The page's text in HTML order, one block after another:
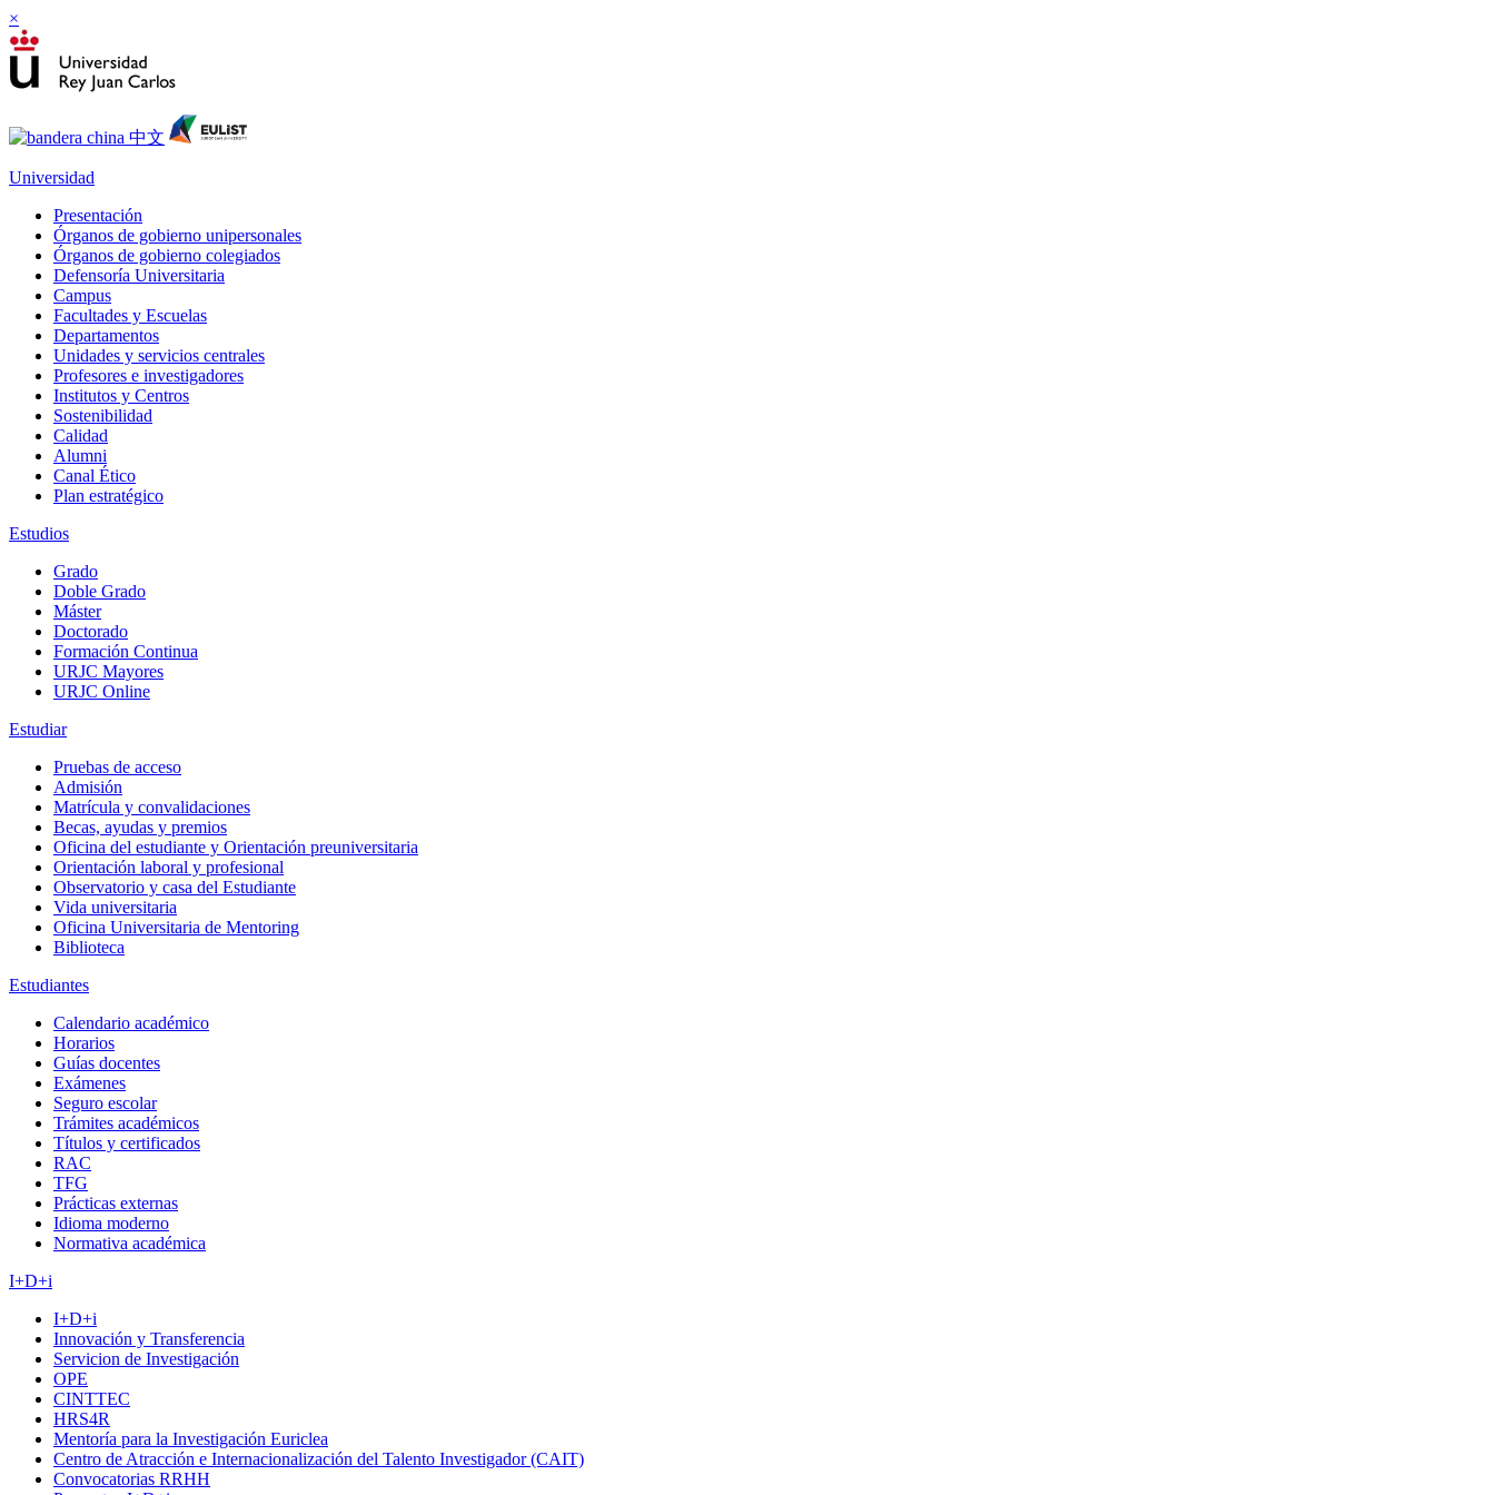
×
Universidad
Presentación
Órganos de gobierno unipersonales
Órganos de gobierno colegiados
Defensoría Universitaria
Campus
Facultades y Escuelas
Departamentos
Unidades y servicios centrales
Profesores e investigadores
Institutos y Centros
Sostenibilidad
Calidad
Alumni
Canal Ético
Plan estratégico
Estudios
Grado
Doble Grado
Máster
Doctorado
Formación Continua
URJC Mayores
URJC Online
Estudiar
Pruebas de acceso
Admisión
Matrícula y convalidaciones
Becas, ayudas y premios
Oficina del estudiante y Orientación preuniversitaria
Orientación laboral y profesional
Observatorio y casa del Estudiante
Vida universitaria
Oficina Universitaria de Mentoring
Biblioteca
Estudiantes
Calendario académico
Horarios
Guías docentes
Exámenes
Seguro escolar
Trámites académicos
Títulos y certificados
RAC
TFG
Prácticas externas
Idioma moderno
Normativa académica
I+D+i
I+D+i
Innovación y Transferencia
Servicion de Investigación
OPE
CINTTEC
HRS4R
Mentoría para la Investigación Euriclea
Centro de Atracción e Internacionalización del Talento Investigador (CAIT)
Convocatorias RRHH